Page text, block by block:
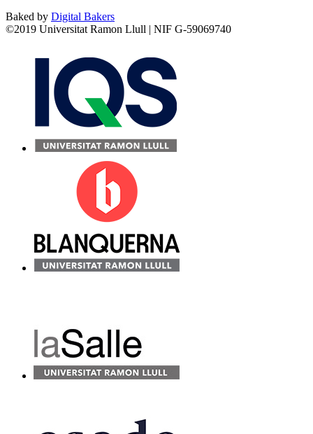
Baked by Digital Bakers
©2019 Universitat Ramon Llull | NIF G-59069740